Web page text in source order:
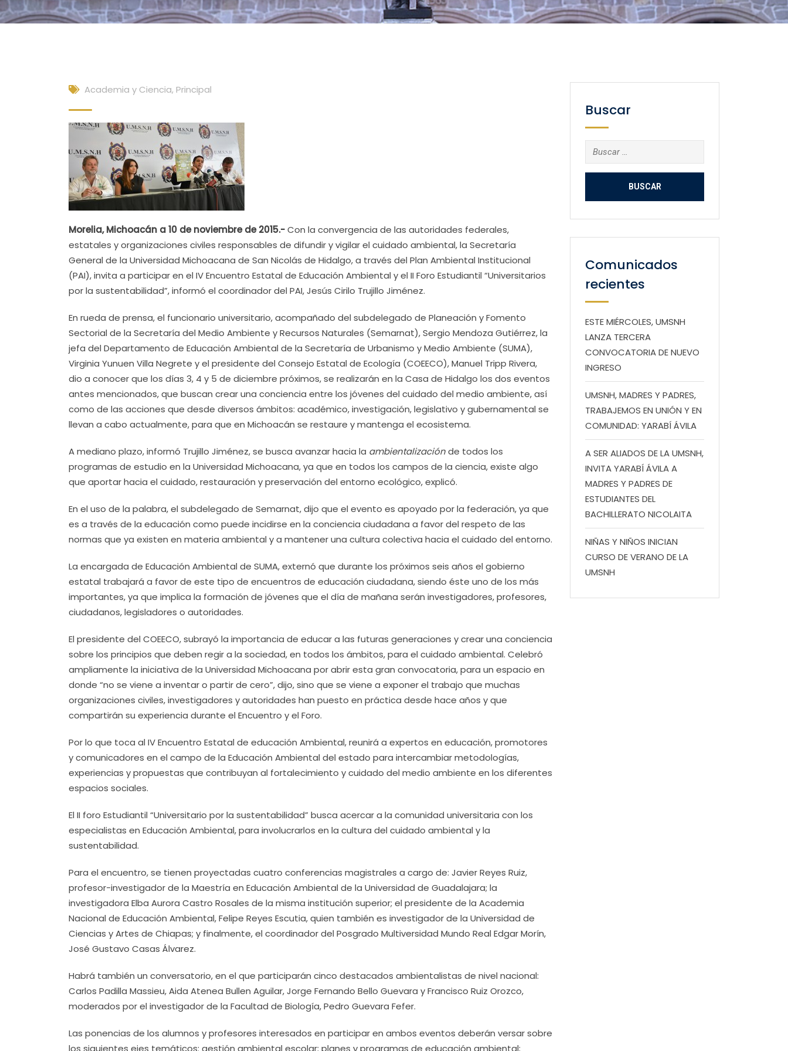
Academia y Ciencia, Principal
Morelia, Michoacán a 10 de noviembre de 2015.-Con la convergencia de las autoridades federales,
estatales y organizaciones civiles responsables de difundir y vigilar el cuidado ambiental, la Secretaría
General de la Universidad Michoacana de San Nicolás de Hidalgo, a través del Plan Ambiental Institucional
(PAI), invita a participar en el IV Encuentro Estatal de Educación Ambiental y el II Foro Estudiantil “Universitarios
por la sustentabilidad”, informó el coordinador del PAI, Jesús Cirilo Trujillo Jiménez.
En rueda de prensa, el funcionario universitario, acompañado del subdelegado de Planeación y Fomento
Sectorial de la Secretaría del Medio Ambiente y Recursos Naturales (Semarnat), Sergio Mendoza Gutiérrez, la
jefa del Departamento de Educación Ambiental de la Secretaría de Urbanismo y Medio Ambiente (SUMA),
Virginia Yunuen Villa Negrete y el presidente del Consejo Estatal de Ecología (COEECO), Manuel Tripp Rivera,
dio a conocer que los días 3, 4 y 5 de diciembre próximos, se realizarán en la Casa de Hidalgo los dos eventos
antes mencionados, que buscan crear una conciencia entre los jóvenes del cuidado del medio ambiente, así
como de las acciones que desde diversos ámbitos: académico, investigación, legislativo y gubernamental se
llevan a cabo actualmente, para que en Michoacán se restaure y mantenga el ecosistema.
A mediano plazo, informó Trujillo Jiménez, se busca avanzar hacia la ambientalizaciónde todos los
programas de estudio en la Universidad Michoacana, ya que en todos los campos de la ciencia, existe algo
que aportar hacia el cuidado, restauración y preservación del entorno ecológico, explicó.
En el uso de la palabra, el subdelegado de Semarnat, dijo que el evento es apoyado por la federación, ya que
es a través de la educación como puede incidirse en la conciencia ciudadana a favor del respeto de las
normas que ya existen en materia ambiental y a mantener una cultura colectiva hacia el cuidado del entorno.
La encargada de Educación Ambiental de SUMA, externó que durante los próximos seis años el gobierno
estatal trabajará a favor de este tipo de encuentros de educación ciudadana, siendo éste uno de los más
importantes, ya que implica la formación de jóvenes que el día de mañana serán investigadores, profesores,
ciudadanos, legisladores o autoridades.
El presidente del COEECO, subrayó la importancia de educar a las futuras generaciones y crear una conciencia
sobre los principios que deben regir a la sociedad, en todos los ámbitos, para el cuidado ambiental. Celebró
ampliamente la iniciativa de la Universidad Michoacana por abrir esta gran convocatoria, para un espacio en
donde “no se viene a inventar o partir de cero”, dijo, sino que se viene a exponer el trabajo que muchas
organizaciones civiles, investigadores y autoridades han puesto en práctica desde hace años y que
compartirán su experiencia durante el Encuentro y el Foro.
Por lo que toca al IV Encuentro Estatal de educación Ambiental, reunirá a expertos en educación, promotores
y comunicadores en el campo de la Educación Ambiental del estado para intercambiar metodologías,
experiencias y propuestas que contribuyan al fortalecimiento y cuidado del medio ambiente en los diferentes
espacios sociales.
El II foro Estudiantil “Universitario por la sustentabilidad” busca acercar a la comunidad universitaria con los
especialistas en Educación Ambiental, para involucrarlos en la cultura del cuidado ambiental y la
sustentabilidad.
Para el encuentro, se tienen proyectadas cuatro conferencias magistrales a cargo de: Javier Reyes Ruiz,
profesor-investigador de la Maestría en Educación Ambiental de la Universidad de Guadalajara; la
investigadora Elba Aurora Castro Rosales de la misma institución superior; el presidente de la Academia
Nacional de Educación Ambiental, Felipe Reyes Escutia, quien también es investigador de la Universidad de
Ciencias y Artes de Chiapas; y finalmente, el coordinador del Posgrado Multiversidad Mundo Real Edgar Morín,
José Gustavo Casas Álvarez.
Habrá también un conversatorio, en el que participarán cinco destacados ambientalistas de nivel nacional:
Carlos Padilla Massieu, Aida Atenea Bullen Aguilar, Jorge Fernando Bello Guevara y Francisco Ruiz Orozco,
moderados por el investigador de la Facultad de Biología, Pedro Guevara Fefer.
Las ponencias de los alumnos y profesores interesados en participar en ambos eventos deberán versar sobre
los siguientes ejes temáticos: gestión ambiental escolar; planes y programas de educación ambiental;
Buscar
Buscar:
Comunicados
recientes
ESTE MIÉRCOLES, UMSNH
LANZA TERCERA
CONVOCATORIA DE NUEVO
INGRESO
UMSNH, MADRES Y PADRES,
TRABAJEMOS EN UNIÓN Y EN
COMUNIDAD: YARABÍ ÁVILA
A SER ALIADOS DE LA UMSNH,
INVITA YARABÍ ÁVILA A
MADRES Y PADRES DE
ESTUDIANTES DEL
BACHILLERATO NICOLAITA
NIÑAS Y NIÑOS INICIAN
CURSO DE VERANO DE LA
UMSNH